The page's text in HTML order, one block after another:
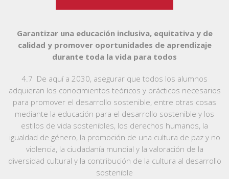
Garantizar una educación inclusiva, equitativa y de
calidad y promover oportunidades de aprendizaje
durante toda la vida para todos
4.7 De aquí a 2030, asegurar que todos los alumnos
adquieran los conocimientos teóricos y prácticos necesarios
para promover el desarrollo sostenible, entre otras cosas
mediante la educación para el desarrollo sostenible y los
estilos de vida sostenibles, los derechos humanos, la
igualdad de género, la promoción de una cultura de paz y no
violencia, la ciudadanía mundial y la valoración de la
diversidad cultural y la contribución de la cultura al desarrollo
sostenible